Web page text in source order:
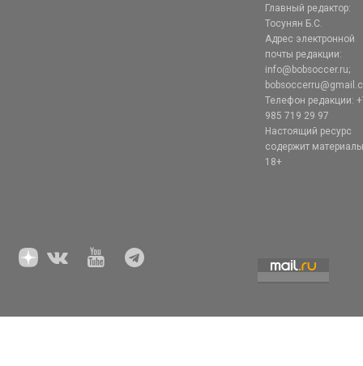
Главный редактор:
Тосунян Б.С.
Адрес электронной
почты редакции:
info@bobsoccer.ru;
Телефон редакции:
985 719 29 97
Настоящий ресурс
содержит
18+